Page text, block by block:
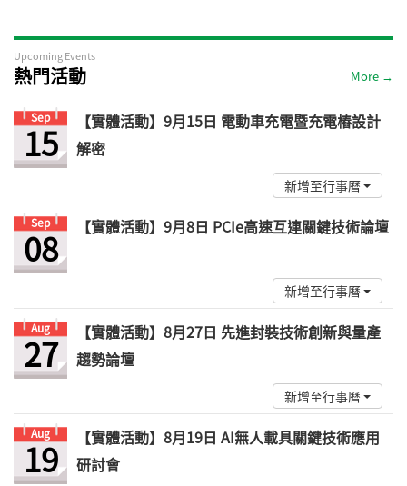
Upcoming Events
熱門活動 More →
Sep
15
【實體活動】9月15日 電動車充電暨充電樁設計
解密
新增至行事曆
Sep
08 【實體活動】9月8日 PCIe高速互連關鍵技術論壇
新增至行事曆
Aug
27
【實體活動】8月27日 先進封裝技術創新與量產
趨勢論壇
新增至行事曆
Aug
19
【實體活動】8月19日 AI無人載具關鍵技術應用
研討會